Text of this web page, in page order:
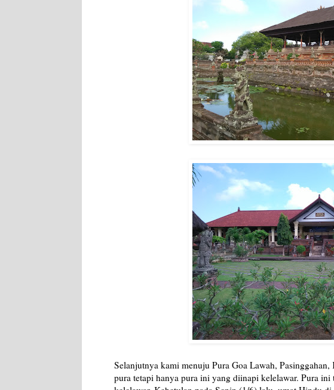
Selanjutnya kami menuju Pura Goa Lawah,
pura tetapi hanya pura ini yang diinapi kelelawar. Pura